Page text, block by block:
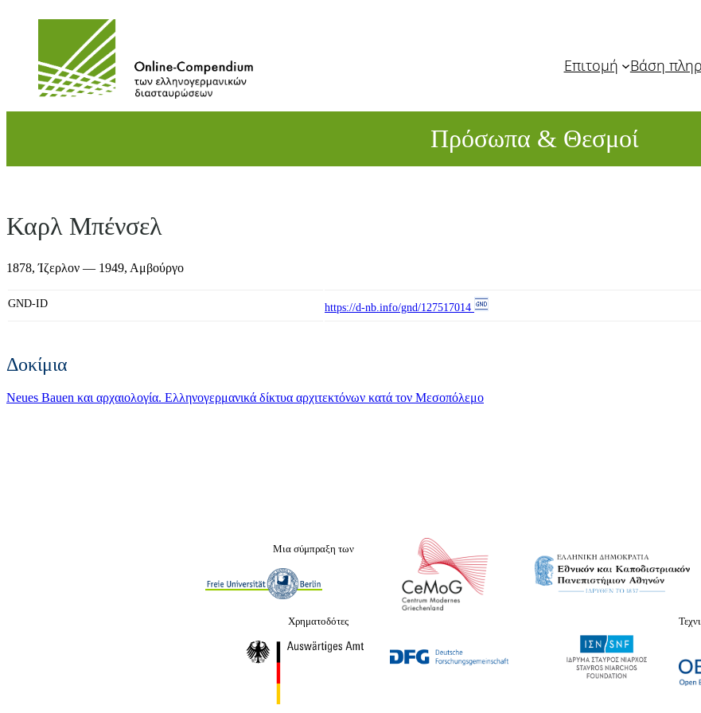
Επιτομή Βάση
Πρόσωπα & Θεσμοί
Καρλ Μπένσελ
1878,Ίζερλον — 1949, Αμβούργο
GND-ID https://d-nb.info/gnd/127517014
Δοκίμια
Neues Bauen και αρχαιολογία. Ελληνογερμανικά δίκτυα αρχιτεκτόνων κατά τον Μεσοπόλεμο
Μια σύμπραξη των
Χρηματοδότες